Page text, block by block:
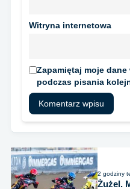
Witryna internetowa
Zapamiętaj moje
podczas pisania
2 godziny
Żużel.